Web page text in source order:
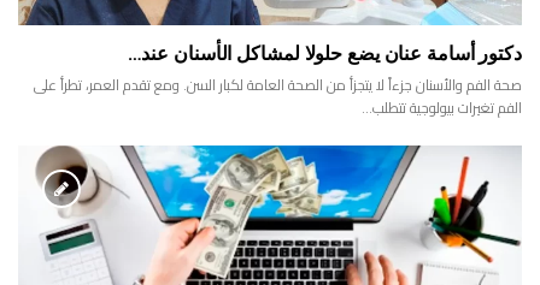
دكتور أسامة عنان يضع حلولا لمشاكل الأسنان عند…
صحة الفم والأسنان جزءاً لا يتجزأ من الصحة العامة لكبار السن. ومع تقدم العمر، تطرأ على
الفم تغيرات بيولوجية تتطلب…